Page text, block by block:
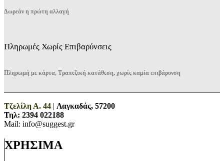
Δωρεάν η πρώτη αλλαγή
Πληρωμές Χωρίς Επιβαρύνσεις
Πληρωμή με κάρτα, Τραπεζική κατάθεση, χωρίς καμία επιβάρυνση
Τζελίλη Α. 44 | Λαγκαδάς, 57200
Τηλ: 2394 022188
Mail: info@suggest.gr
ΧΡΗΣΙΜΑ